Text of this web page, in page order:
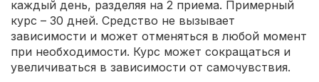
каждый день, разделяя на 2 приема. Примерный
курс – 30 дней. Средство не вызывает
зависимости и может отменяться в любой момент
при необходимости. Курс может сокращаться и
увеличиваться в зависимости от самочувствия.